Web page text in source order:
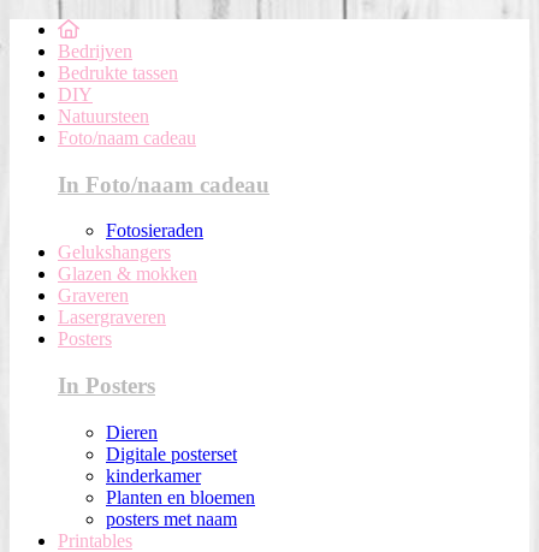
Bedrijven
Bedrukte tassen
DIY
Natuursteen
Foto/naam cadeau
In Foto/naam cadeau
Fotosieraden
Gelukshangers
Glazen & mokken
Graveren
Lasergraveren
Posters
In Posters
Dieren
Digitale posterset
kinderkamer
Planten en bloemen
posters met naam
Printables